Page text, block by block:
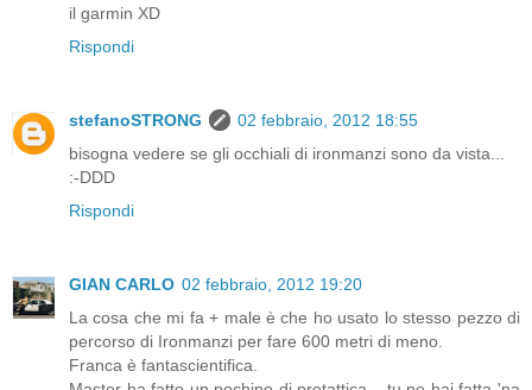
il garmin XD
Rispondi
stefanoSTRONG
02 febbraio, 2012 18:55
bisogna vedere se gli occhiali di ironmanzi sono da vista...
:-DDD
Rispondi
GIAN CARLO 02 febbraio, 2012 19:20
La cosa che mi fa + male è che ho usato lo stesso pezzo di
percorso di Ironmanzi per fare 600 metri di meno.
Franca è fantascientifica.